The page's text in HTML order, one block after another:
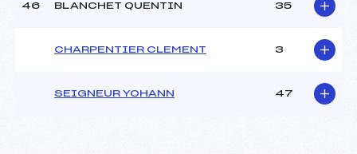
46 BLANCHET QUENTIN 35
CHARPENTIER CLEMENT 3
SEIGNEUR YOHANN 47